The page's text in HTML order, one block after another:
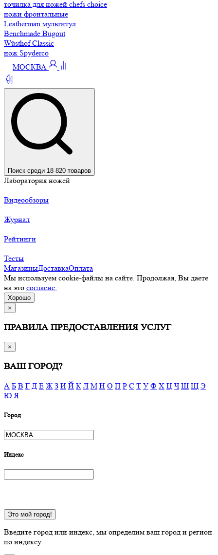
точилка для ножей chefs choice
ножи фронтальные
Leatherman мультитул
Benchmade Bugout
Wüsthof Classic
нож Spyderco
МОСКВА
Поиск среди 18 820 товаров
Лаборатория ножей
Видеообзоры
Журнал
Рейтинги
Тесты
МагазиныДоставкаОплата
Мы используем cookie-файлы на сайте. Продолжая, Вы даете
на это согласие.
Хорошо
×
ПРАВИЛА ПРЕДОСТАВЛЕНИЯ УСЛУГ
×
ВАШ ГОРОД?
А Б В Г Д Е Ж З И Й К Л М Н О П Р С Т У Ф Х Ц Ч Ш Щ Э
Ю Я
Город
Индекс
Это мой город!
Введите город или индекс, мы определим ваш город и регион
по индексу